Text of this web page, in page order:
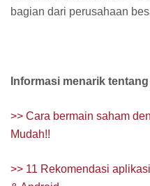
bagian dari perusahaan
Informasi menarik
>> Cara bermain saham
Mudah!!
>> 11 Rekomendasi